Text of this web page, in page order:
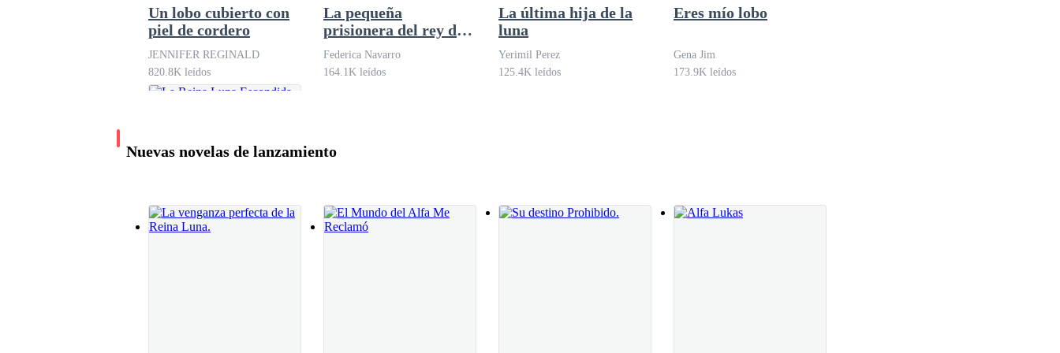
Mi padre, el Alfa de la manada, levanta una mano para golpearme. He desobedecido su orden directa y ahora mismo, ignorar su pregunta es un claro desafío.
Un lobo cubierto con
piel de cordero
JENNIFER REGINALD
820.8K leídos
La pequeña
prisionera del rey de
los lobos
Federica Navarro
164.1K leídos
La última hija de la
luna
Yerimil Perez
125.4K leídos
Eres mío lobo
Gena Jim
173.9K leídos
Nuevas novelas de lanzamiento